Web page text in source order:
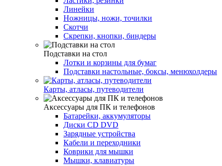
Линейки
Ножницы, ножи, точилки
Скотчи
Скрепки, кнопки, биндеры
Подставки на стол
Лотки и корзины для бумаг
Подставки настольные, боксы, менюхолдеры
Карты, атласы, путеводители
Аксессуары для ПК и телефонов
Батарейки, аккумуляторы
Диски CD DVD
Зарядные устройства
Кабели и переходники
Коврики для мышки
Мышки, клавиатуры